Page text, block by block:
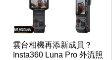
雲台相機再添新成員？
Insta360 Luna Pro 外流照